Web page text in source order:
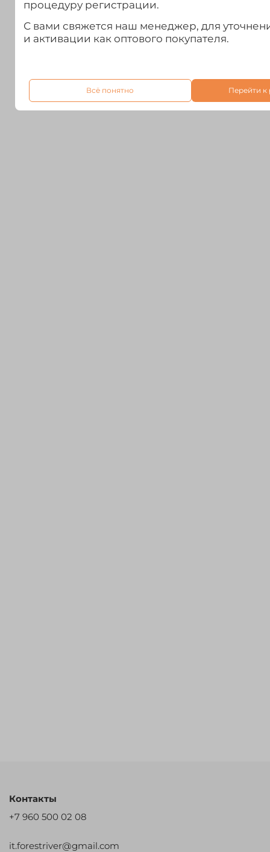
Контакты
+7 960 500 02 08
it.forestriver@gmail.com
процедуру регистрации.
С вами свяжется наш менеджер, для
и активации как оптового покупателя.
Всё понятно Перейти к